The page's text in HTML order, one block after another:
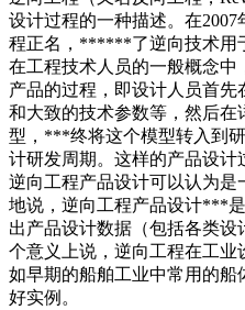
设计过程的一种描述。在
程正名，******了逆向技术用
在工程技术人员的一般概念中
产品的过程，即设计人员首
和大致的技术参数等，然后
型，***终将这个模型转入到
计研发周期。这样的产品设计
逆向工程产品设计可以认为
地说，逆向工程产品设计***
出产品设计数据（包括各类
个意义上说，逆向工程在工
如早期的船舶工业中常用的
好实例。